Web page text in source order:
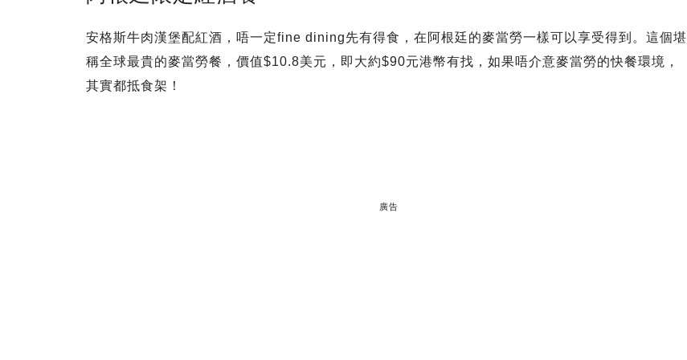
安格斯牛肉漢堡配紅酒，唔一定fine dining先有得食，在阿根廷的麥當勞一樣可以享受得到。這個堪
稱全球最貴的麥當勞餐，價值$10.8美元，即大約$90元港幣有找，如果唔介意麥當勞的快餐環境，
其實都抵食架！
廣告